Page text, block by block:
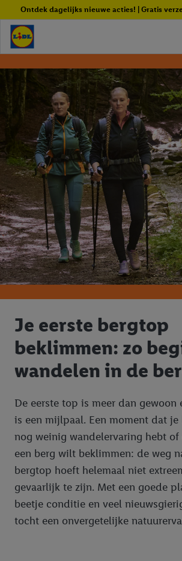
Ontdek dagelijks nieuwe acties! | Gratis
Je eerste bergtop
beklimmen: zo
wandelen in de
De eerste top is meer dan gewoon
is een mijlpaal. Een moment dat
nog weinig wandelervaring hebt
een berg wilt beklimmen: de weg
bergtop hoeft helemaal niet
gevaarlijk te zijn. Met een goede
beetje conditie en veel
tocht een onvergetelijke